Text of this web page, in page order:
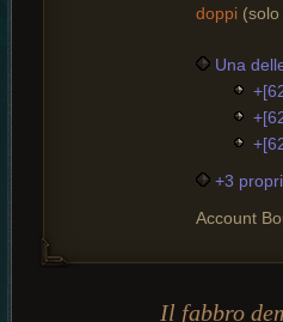
doppi
Una
+3
Account
Il fabbro